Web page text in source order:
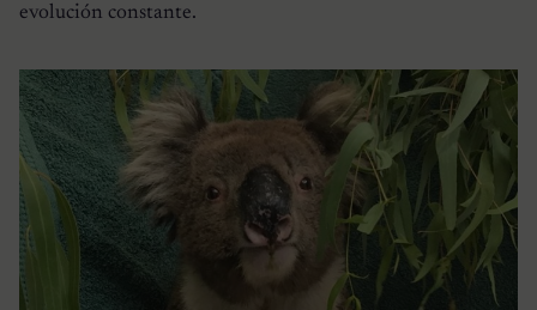
evolución constante.